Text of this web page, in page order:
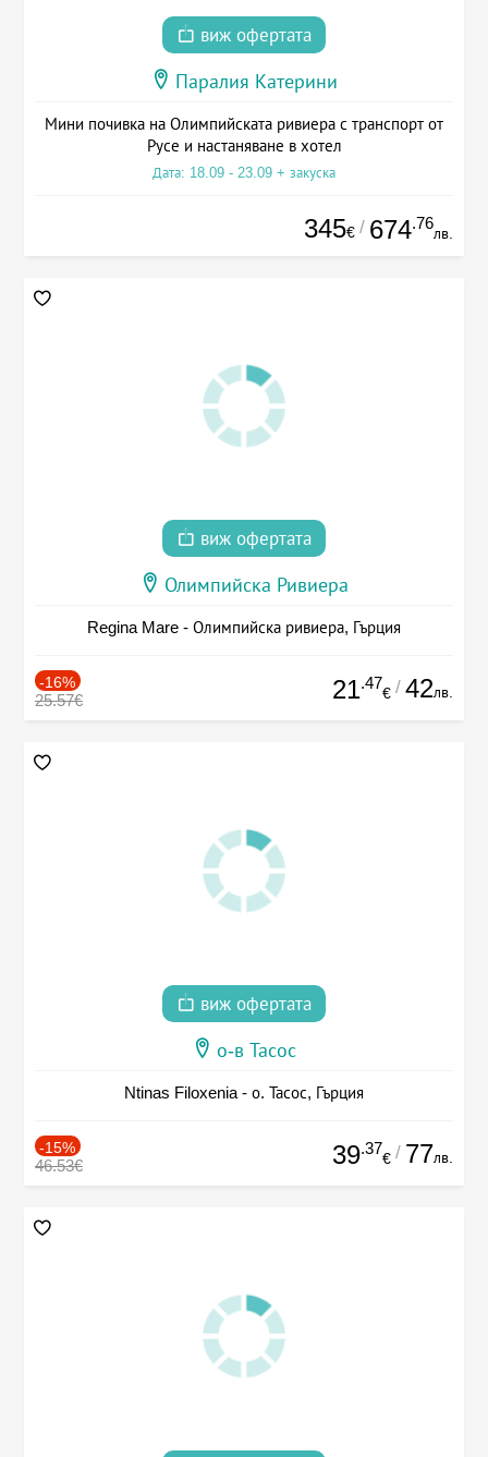
виж офертата
Паралия Катерини
Мини почивка на Олимпийската ривиера с транспорт от
Русе и настаняване в хотел
Дата: 18.09 - 23.09 + закуска
345€ / 674.76
лв.
виж офертата
Олимпийска Ривиера
Regina Mare - Олимпийска ривиера, Гърция
-16%
25.57€ 21.47
€ / 42лв.
виж офертата
о-в Тасос
Ntinas Filoxenia - о. Тасос, Гърция
-15%
46.53€ 39.37
€ / 77лв.